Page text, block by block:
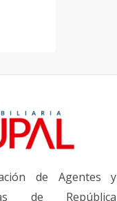
de Agentes y
de República